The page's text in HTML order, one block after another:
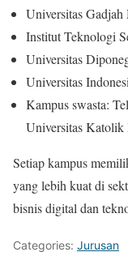
Universitas
Institut Teknologi
Universitas
Universitas
Kampus swasta:
Universitas Katolik
Setiap kampus
yang lebih kuat di
bisnis digital dan
Categories: Jurusan